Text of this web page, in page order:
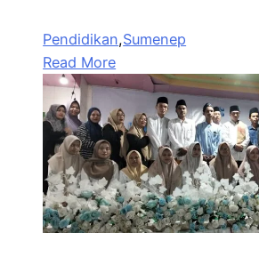
Pendidikan,Sumenep
Read More